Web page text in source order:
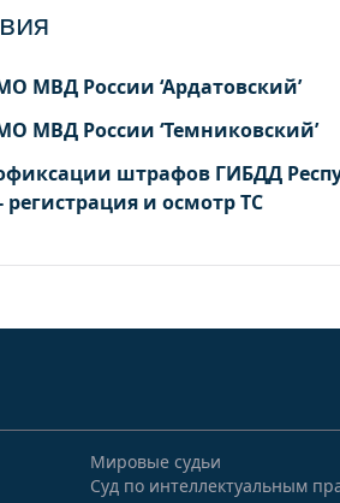
МВД России ‘Ардатовский’
МВД России ‘Темниковский’
штрафов ГИБДД
и осмотр ТС
Мировые судьи
Суд по интеллектуальным